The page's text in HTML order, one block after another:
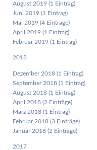
August 2019 (1 Eintrag)
Juni 2019 (1 Eintrag)
Mai 2019 (4 Einträge)
April 2019 (1 Eintrag)
Februar 2019 (1 Eintrag)
2018
Dezember 2018 (1 Eintrag)
September 2018 (1 Eintrag)
August 2018 (1 Eintrag)
April 2018 (2 Einträge)
März 2018 (1 Eintrag)
Februar 2018 (3 Einträge)
Januar 2018 (2 Einträge)
2017